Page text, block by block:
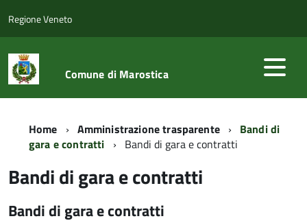
Regione Veneto
Comune di Marostica
Home Amministrazione trasparente
Bandi di
gara e contratti
Bandi di gara e contratti
Bandi di gara e contratti
Bandi di gara e contratti